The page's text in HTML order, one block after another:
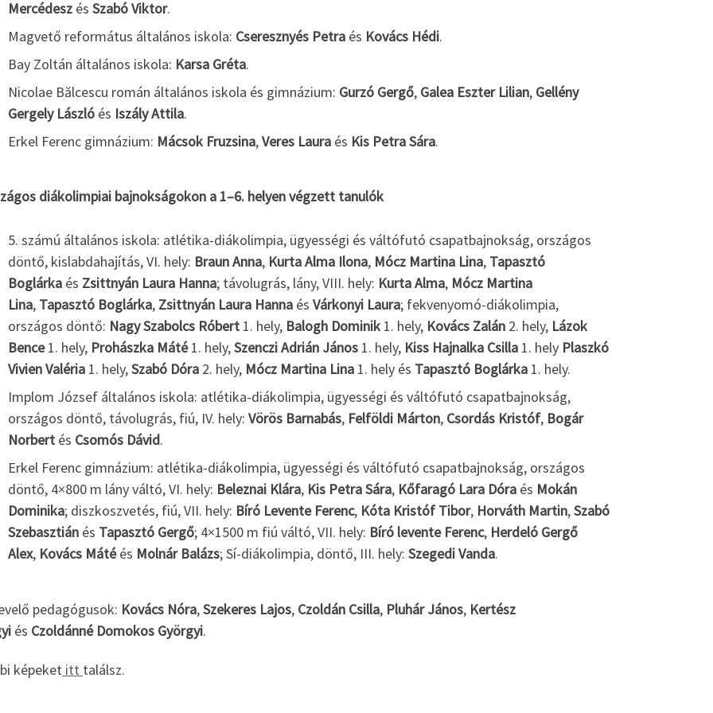
Mercédesz és Szabó Viktor.
Magvető református általános iskola: Cseresznyés Petra és Kovács Hédi.
Bay Zoltán általános iskola: Karsa Gréta.
Nicolae Bălcescu román általános iskola és gimnázium: Gurzó Gergő, Galea Eszter Lilian, Gellény
Gergely László és Iszály Attila.
Erkel Ferenc gimnázium: Mácsok Fruzsina,Veres Laura és Kis Petra Sára.
diákolimpiai bajnokságokon a 1–6. helyen végzett tanulók
5. számú általános iskola: atlétika-diákolimpia, ügyességi és váltófutó csapatbajnokság, országos
döntő, kislabdahajítás, VI. hely: Braun Anna, Kurta Alma Ilona, Mócz Martina Lina, Tapasztó
Boglárka és Zsittnyán Laura Hanna; távolugrás, lány, VIII. hely: Kurta Alma, Mócz Martina
Lina, Tapasztó Boglárka, Zsittnyán Laura Hanna és Várkonyi Laura; fekvenyomó-diákolimpia,
országos döntő: Nagy Szabolcs Róbert 1. hely, Balogh Dominik 1. hely, Kovács Zalán 2. hely, Lázok
Bence1. hely, Prohászka Máté1. hely,Szenczi Adrián János 1. hely, Kiss Hajnalka Csilla 1. hely Plaszkó
Vivien Valéria 1. hely,Szabó Dóra 2. hely, Mócz Martina Lina 1. hely és Tapasztó Boglárka 1. hely.
Implom József általános iskola: atlétika-diákolimpia, ügyességi és váltófutó csapatbajnokság,
országos döntő, távolugrás, fiú, IV. hely: Vörös Barnabás, Felföldi Márton, Csordás Kristóf, Bogár
Norbert és Csomós Dávid.
Erkel Ferenc gimnázium: atlétika-diákolimpia, ügyességi és váltófutó csapatbajnokság, országos
döntő, 4×800 m lány váltó, VI. hely: Beleznai Klára, Kis Petra Sára, Kőfaragó Lara Dóra és Mokán
Dominika; diszkoszvetés, fiú, VII. hely: Bíró Levente Ferenc, Kóta Kristóf Tibor, Horváth Martin,Szabó
Szebasztián és Tapasztó Gergő; 4×1500 m fiú váltó, VII. hely: Bíró levente Ferenc, Herdeló Gergő
Alex, Kovács Mátéés Molnár Balázs; Sí-diákolimpia, döntő, III. hely: Szegedi Vanda.
pedagógusok: Kovács Nóra,Szekeres Lajos, Czoldán Csilla, Pluhár János, Kertész
és Czoldánné Domokos Györgyi.
képeket itt találsz.